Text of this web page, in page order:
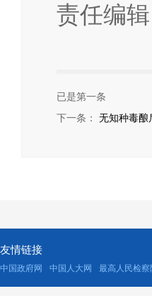
责任编
已是第一条
下一条： 无知种毒酿
友情链接
中国政府网 中国人大网 最高人民检察